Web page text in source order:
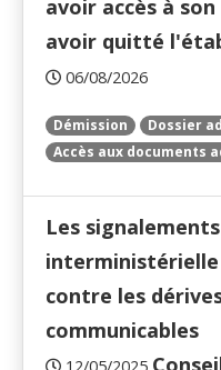
avoir accès à
avoir quitté
06/08/2026
Démission
Dossier
Accès aux documents
Les
contre les
communicables